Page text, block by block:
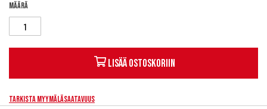
Määrä
Lisää ostoskoriin
Tarkista myymäläsaatavuus